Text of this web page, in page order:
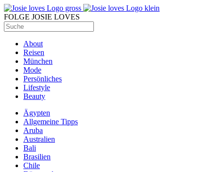
FOLGE JOSIE LOVES
About
Reisen
München
Mode
Persönliches
Lifestyle
Beauty
Ägypten
Allgemeine Tipps
Aruba
Australien
Bali
Brasilien
Chile